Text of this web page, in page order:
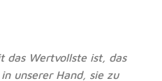
das Wertvollste ist, das
unserer Hand, sie zu